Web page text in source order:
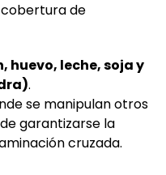
de
huevo, leche, soja y
.
se manipulan otros
garantizarse la
cruzada.